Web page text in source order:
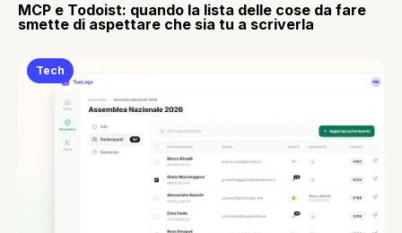
MCP e Todoist: quando la lista delle cose da fare
smette di aspettare che sia tu a scriverla
Tech